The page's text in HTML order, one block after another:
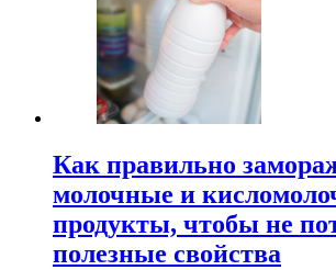
Как правильно
молочные и
продукты, чтобы не
полезные свойства